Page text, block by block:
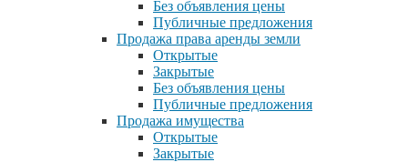
Без объявления цены
Публичные предложения
Продажа права аренды земли
Открытые
Закрытые
Без объявления цены
Публичные предложения
Продажа имущества
Открытые
Закрытые